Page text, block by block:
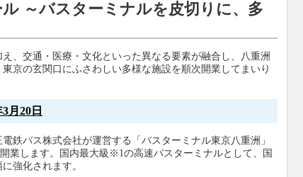
～バスターミナルを皮切りに、多
、交通・医療・文化といった異なる要素が融合し、八重洲
京の玄関口にふさわしい多様な施設を順次開業してまいり
月20日
鉄バス株式会社が運営する「バスターミナル東京八重洲」
業します。国内最大級※1の高速バスターミナルとして、国
強化されます。